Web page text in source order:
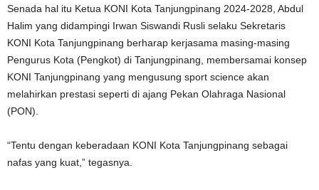
Senada hal itu Ketua KONI Kota Tanjungpinang 2024-2028, Abdul
Halim yang didampingi Irwan Siswandi Rusli selaku Sekretaris
KONI Kota Tanjungpinang berharap kerjasama masing-masing
Pengurus Kota (Pengkot) di Tanjungpinang, membersamai konsep
KONI Tanjungpinang yang mengusung sport science akan
melahirkan prestasi seperti di ajang Pekan Olahraga Nasional
(PON).
“Tentu dengan keberadaan KONI Kota Tanjungpinang sebagai
nafas yang kuat,” tegasnya.